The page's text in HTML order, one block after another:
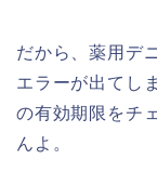
だから、薬用デ
エラーが出てし
の有効期限をチ
んよ。